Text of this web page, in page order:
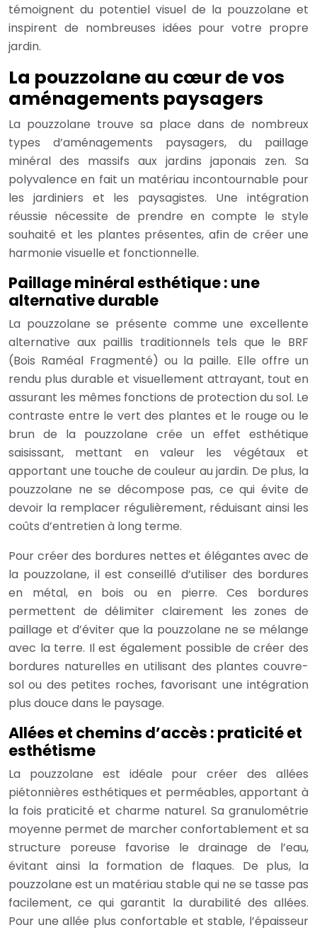
témoignent du potentiel visuel de la pouzzolane et
inspirent de nombreuses idées pour votre propre
jardin.
La pouzzolane au cœur de vos
aménagements paysagers
La pouzzolane trouve sa place dans de nombreux
types d’aménagements paysagers, du paillage
minéral des massifs aux jardins japonais zen. Sa
polyvalence en fait un matériau incontournable pour
les jardiniers et les paysagistes. Une intégration
réussie nécessite de prendre en compte le style
souhaité et les plantes présentes, afin de créer une
harmonie visuelle et fonctionnelle.
Paillage minéral esthétique : une
alternative durable
La pouzzolane se présente comme une excellente
alternative aux paillis traditionnels tels que le BRF
(Bois Raméal Fragmenté) ou la paille. Elle offre un
rendu plus durable et visuellement attrayant, tout en
assurant les mêmes fonctions de protection du sol. Le
contraste entre le vert des plantes et le rouge ou le
brun de la pouzzolane crée un effet esthétique
saisissant, mettant en valeur les végétaux et
apportant une touche de couleur au jardin. De plus, la
pouzzolane ne se décompose pas, ce qui évite de
devoir la remplacer régulièrement, réduisant ainsi les
coûts d’entretien à long terme.
Pour créer des bordures nettes et élégantes avec de
la pouzzolane, il est conseillé d’utiliser des bordures
en métal, en bois ou en pierre. Ces bordures
permettent de délimiter clairement les zones de
paillage et d’éviter que la pouzzolane ne se mélange
avec la terre. Il est également possible de créer des
bordures naturelles en utilisant des plantes couvre-
sol ou des petites roches, favorisant une intégration
plus douce dans le paysage.
Allées et chemins d’accès : praticité et
esthétisme
La pouzzolane est idéale pour créer des allées
piétonnières esthétiques et perméables, apportant à
la fois praticité et charme naturel. Sa granulométrie
moyenne permet de marcher confortablement et sa
structure poreuse favorise le drainage de l’eau,
évitant ainsi la formation de flaques. De plus, la
pouzzolane est un matériau stable qui ne se tasse pas
facilement, ce qui garantit la durabilité des allées.
Pour une allée plus confortable et stable, l’épaisseur